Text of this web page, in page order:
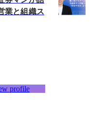
業と組織ス
profile